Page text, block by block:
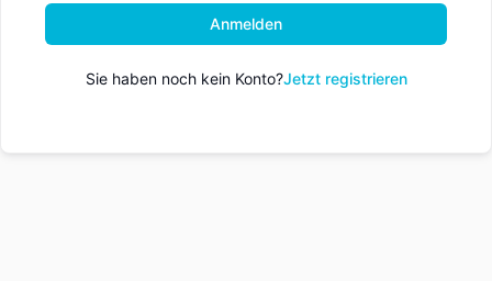
Anmelden
Sie haben noch kein Konto?Jetzt registrieren